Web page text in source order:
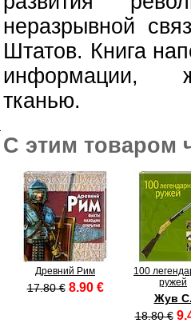
неразрывной
Штатов. Книга
информации,
тканью.
С этим товаром
Древний Рим
17.80 € 8.90 €
100
ружей
Жув
18.80 €